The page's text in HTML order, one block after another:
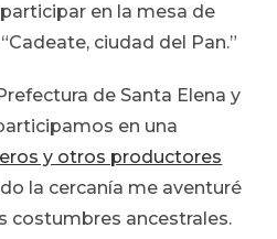
en la mesa de
ciudad del Pan.”
de Santa Elena y
en una
y otros productores
la cercanía me aventuré
costumbres ancestrales.